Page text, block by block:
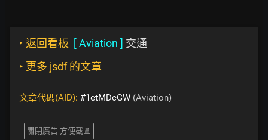
‣ 返回看板 [Aviation ] 交通
‣ 更多 jsdf 的文章
文章代碼(AID): #1etMDcGW (Aviation)
關閉廣告 方便截圖